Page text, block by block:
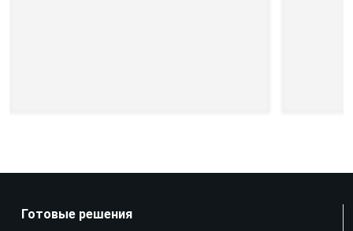
Готовые решения